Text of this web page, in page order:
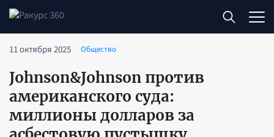
11 октября 2025 Общество
Johnson&Johnson против
американского суда:
миллионы долларов за